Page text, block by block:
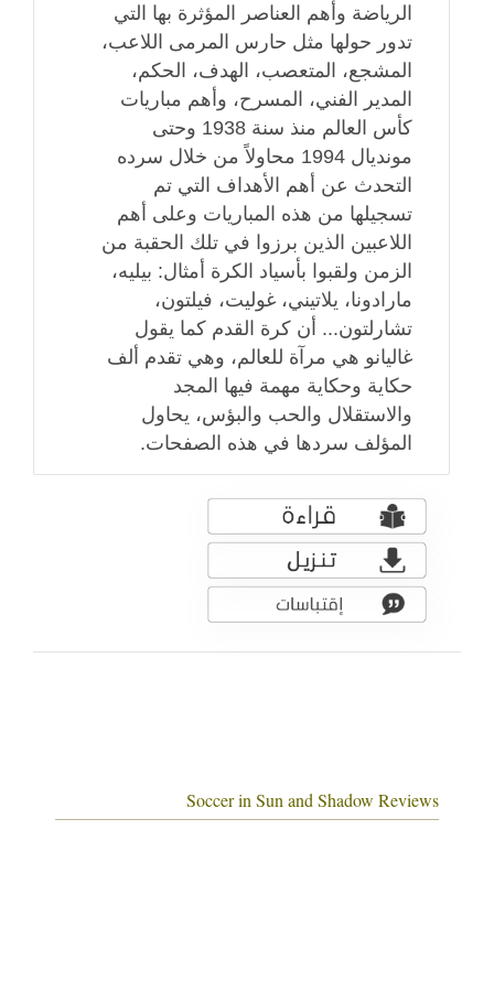
الرياضة وأهم العناصر المؤثرة بها التي
تدور حولها مثل حارس المرمى اللاعب،
المشجع، المتعصب، الهدف، الحكم،
المدير الفني، المسرح، وأهم مباريات
كأس العالم منذ سنة 1938 وحتى
مونديال 1994 محاولاً من خلال سرده
التحدث عن أهم الأهداف التي تم
تسجيلها من هذه المباريات وعلى أهم
اللاعبين الذين برزوا في تلك الحقبة من
الزمن ولقبوا بأسياد الكرة أمثال: بيليه،
مارادونا، يلاتيني، غوليت، فيلتون،
تشارلتون... أن كرة القدم كما يقول
غاليانو هي مرآة للعالم، وهي تقدم ألف
حكاية وحكاية مهمة فيها المجد
والاستقلال والحب والبؤس، يحاول
المؤلف سردها في هذه الصفحات.
Soccer in Sun and Shadow Reviews